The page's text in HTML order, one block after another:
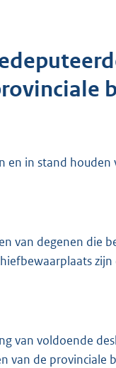
en in stand
van degenen die
van voldoende
van de provinciale